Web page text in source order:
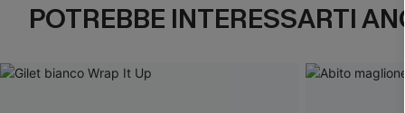
POTREBBE INTERESSARTI